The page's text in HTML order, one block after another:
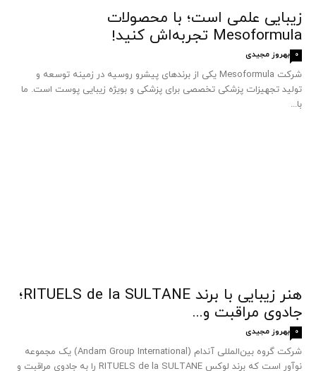
زیبایی علمی است؛ با محصولات
Mesoformula تجربه‌اش کنید!
بهروز مجیدی 0
شرکت Mesoformula یکی از برندهای پیشرو روسیه در زمینه توسعه و
تولید تجهیزات پزشکی تخصصی برای پزشکی و بویژه زیبایی پوست است. ما
با...
هنر زیبایی با برند RITUELS de la SULTANE؛
جادوی مراقبت و...
بهروز مجیدی 0
شرکت گروه بین‌المللی آندام (Andam Group International) یک مجموعه
نوآور است که برند لوکس RITUELS de la SULTANE را به جادوی مراقبت و